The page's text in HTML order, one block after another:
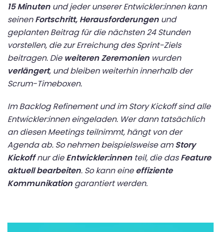
15 Minuten und jeder unserer Entwickler:innen kann
seinenFortschritt, Herausforderungen und
geplanten Beitrag für die nächsten 24 Stunden
vorstellen, die zur Erreichung des Sprint-Ziels
beitragen. Die weiteren Zeremonien wurden
verlängert, und bleiben weiterhin innerhalb der
Scrum-Timeboxen.
Im Backlog Refinement und im Story Kickoff sind alle
Entwickler:innen eingeladen. Wer dann tatsächlich
an diesen Meetings teilnimmt, hängt von der
Agenda ab. So nehmen beispielsweise amStory
Kickoffnur dieEntwickler:innen teil, die dasFeature
aktuell bearbeiten. So kann eineeffiziente
Kommunikation garantiert werden.